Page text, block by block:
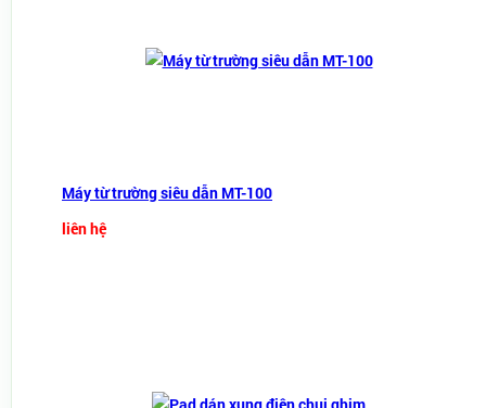
Máy từ trường siêu dẫn MT-100
liên hệ